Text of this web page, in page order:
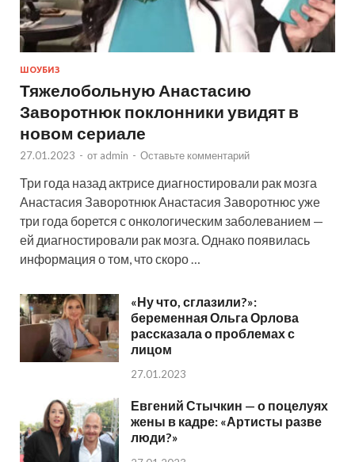
ШОУБИЗ
Тяжелобольную Анастасию
Заворотнюк поклонники увидят в
новом сериале
27.01.2023 - от admin - Оставьте комментарий
Три года назад актрисе диагностировали рак мозга
Анастасия Заворотнюк Анастасия Заворотнюс уже
три года борется с онкологическим заболеванием —
ей диагностировали рак мозга. Однако появилась
информация о том, что скоро …
«Ну что, сглазили?»:
беременная Ольга Орлова
рассказала о проблемах с
лицом
27.01.2023
Евгений Стычкин — о поцелуях
жены в кадре: «Артисты разве
люди?»